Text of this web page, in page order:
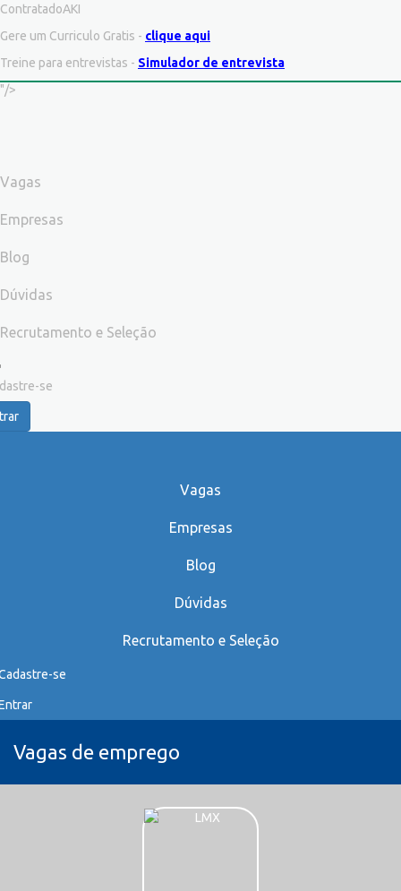
ContratadoAKI
Gere um Curriculo Gratis - clique aqui
Treine para entrevistas - Simulador de entrevista
"/>
Vagas
Empresas
Blog
Dúvidas
Recrutamento e Seleção
se
Vagas
Empresas
Blog
Dúvidas
Recrutamento e Seleção
se
Vagas de emprego